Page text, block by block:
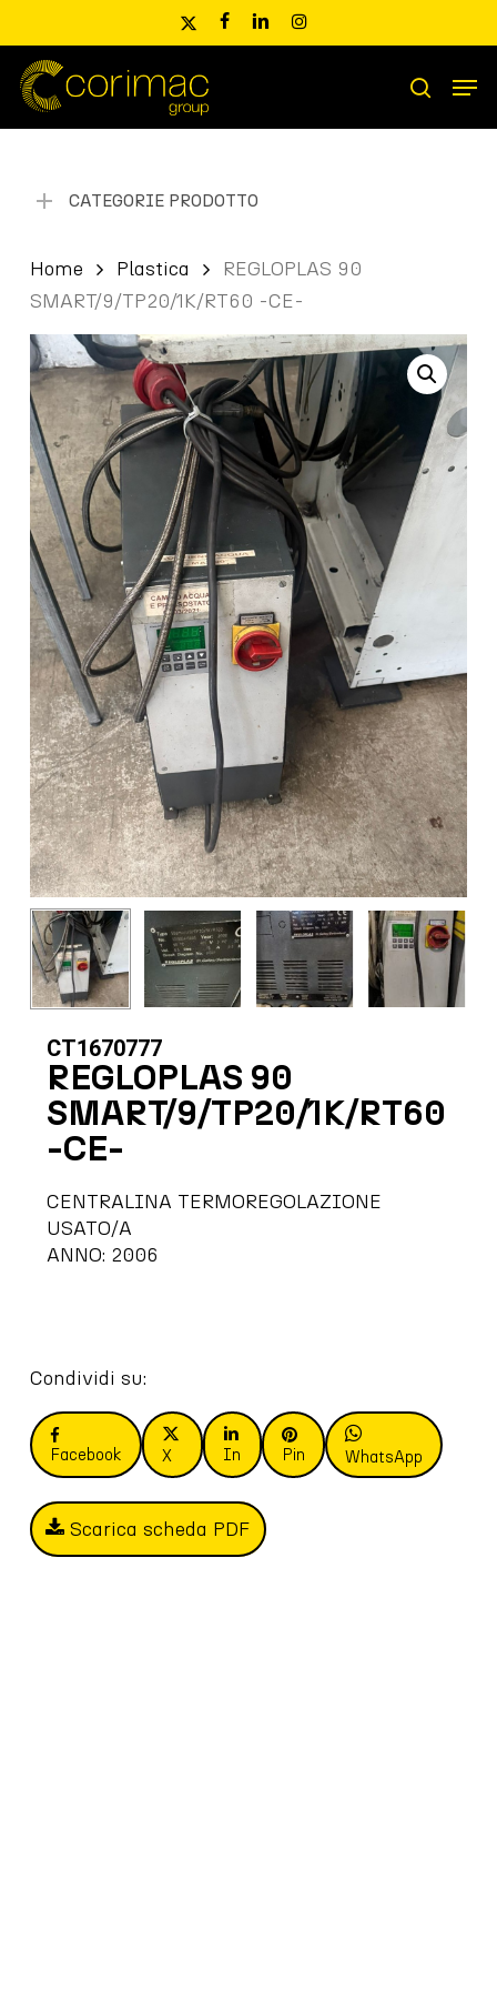
main
content
x-
facebooklinkedininstagram
Ricerca
prodotti
search
CATEGORIE PRODOTTO
Home Plastica
REGLOPLAS 90
SMART/9/TP20/1K/RT60 -CE-
CT1670777
REGLOPLAS 90
SMART/9/TP20/1K/RT60
-CE-
CENTRALINA TERMOREGOLAZIONE
USATO/A
ANNO: 2006
Condividi su:
Facebook X In Pin WhatsApp
Scarica scheda PDF